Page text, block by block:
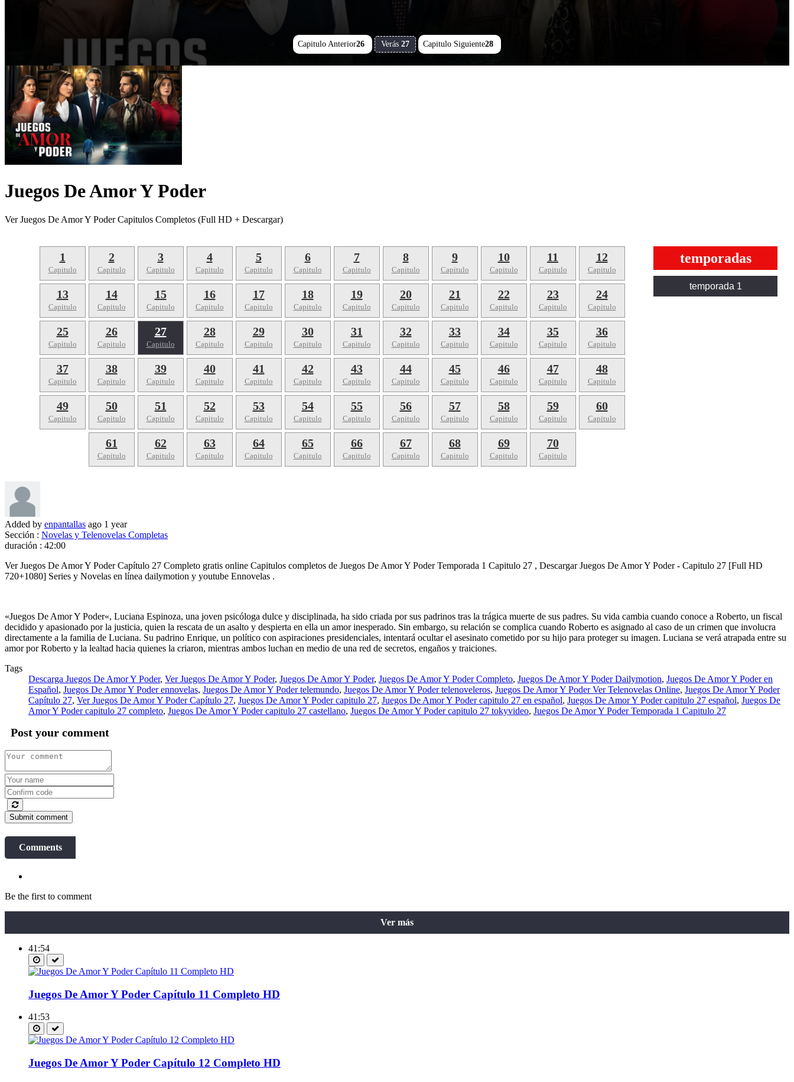
Capitulo Anterior26 Verás 27 Capitulo Siguiente28
Juegos De Amor Y Poder
Ver Juegos De Amor Y Poder Capitulos Completos (Full HD + Descargar)
temporadas
temporada 1
1
Capitulo
2
Capitulo
3
Capitulo
4
Capitulo
5
Capitulo
6
Capitulo
7
Capitulo
8
Capitulo
9
Capitulo
10
Capitulo
11
Capitulo
12
Capitulo
13
Capitulo
14
Capitulo
15
Capitulo
16
Capitulo
17
Capitulo
18
Capitulo
19
Capitulo
20
Capitulo
21
Capitulo
22
Capitulo
23
Capitulo
24
Capitulo
25
Capitulo
26
Capitulo
27
Capitulo
28
Capitulo
29
Capitulo
30
Capitulo
31
Capitulo
32
Capitulo
33
Capitulo
34
Capitulo
35
Capitulo
36
Capitulo
37
Capitulo
38
Capitulo
39
Capitulo
40
Capitulo
41
Capitulo
42
Capitulo
43
Capitulo
44
Capitulo
45
Capitulo
46
Capitulo
47
Capitulo
48
Capitulo
49
Capitulo
50
Capitulo
51
Capitulo
52
Capitulo
53
Capitulo
54
Capitulo
55
Capitulo
56
Capitulo
57
Capitulo
58
Capitulo
59
Capitulo
60
Capitulo
61
Capitulo
62
Capitulo
63
Capitulo
64
Capitulo
65
Capitulo
66
Capitulo
67
Capitulo
68
Capitulo
69
Capitulo
70
Capitulo
Added by enpantallas ago 1 year
Sección : Novelas y Telenovelas Completas
duración : 42:00
Ver Juegos De Amor Y Poder Capítulo 27 Completo gratis online Capitulos completos de Juegos De Amor Y Poder Temporada 1 Capitulo 27 , Descargar Juegos De Amor Y Poder - Capitulo 27 [Full HD
720+1080] Series y Novelas en línea dailymotion y youtube Ennovelas .
«Juegos De Amor Y Poder«, Luciana Espinoza, una joven psicóloga dulce y disciplinada, ha sido criada por sus padrinos tras la trágica muerte de sus padres. Su vida cambia cuando conoce a Roberto, un fiscal
decidido y apasionado por la justicia, quien la rescata de un asalto y despierta en ella un amor inesperado. Sin embargo, su relación se complica cuando Roberto es asignado al caso de un crimen que involucra
directamente a la familia de Luciana. Su padrino Enrique, un político con aspiraciones presidenciales, intentará ocultar el asesinato cometido por su hijo para proteger su imagen. Luciana se verá atrapada entre su
amor por Roberto y la lealtad hacia quienes la criaron, mientras ambos luchan en medio de una red de secretos, engaños y traiciones.
Tags
Descarga Juegos De Amor Y Poder, Ver Juegos De Amor Y Poder, Juegos De Amor Y Poder, Juegos De Amor Y Poder Completo, Juegos De Amor Y Poder Dailymotion, Juegos De Amor Y Poder en
Español, Juegos De Amor Y Poder ennovelas, Juegos De Amor Y Poder telemundo, Juegos De Amor Y Poder telenoveleros, Juegos De Amor Y Poder Ver Telenovelas Online, Juegos De Amor Y Poder
Capítulo 27, Ver Juegos De Amor Y Poder Capítulo 27, Juegos De Amor Y Poder capitulo 27, Juegos De Amor Y Poder capitulo 27 en español, Juegos De Amor Y Poder capitulo 27 español, Juegos De
Amor Y Poder capitulo 27 completo, Juegos De Amor Y Poder capitulo 27 castellano, Juegos De Amor Y Poder capitulo 27 tokyvideo, Juegos De Amor Y Poder Temporada 1 Capitulo 27
Post your comment
Submit comment
Comments
Be the first to comment
Ver más
41:54
Juegos De Amor Y Poder Capítulo 11 Completo HD
41:53
Juegos De Amor Y Poder Capítulo 12 Completo HD